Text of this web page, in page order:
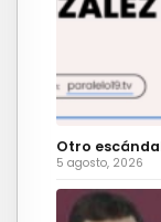
Otro
5 agosto, 2026